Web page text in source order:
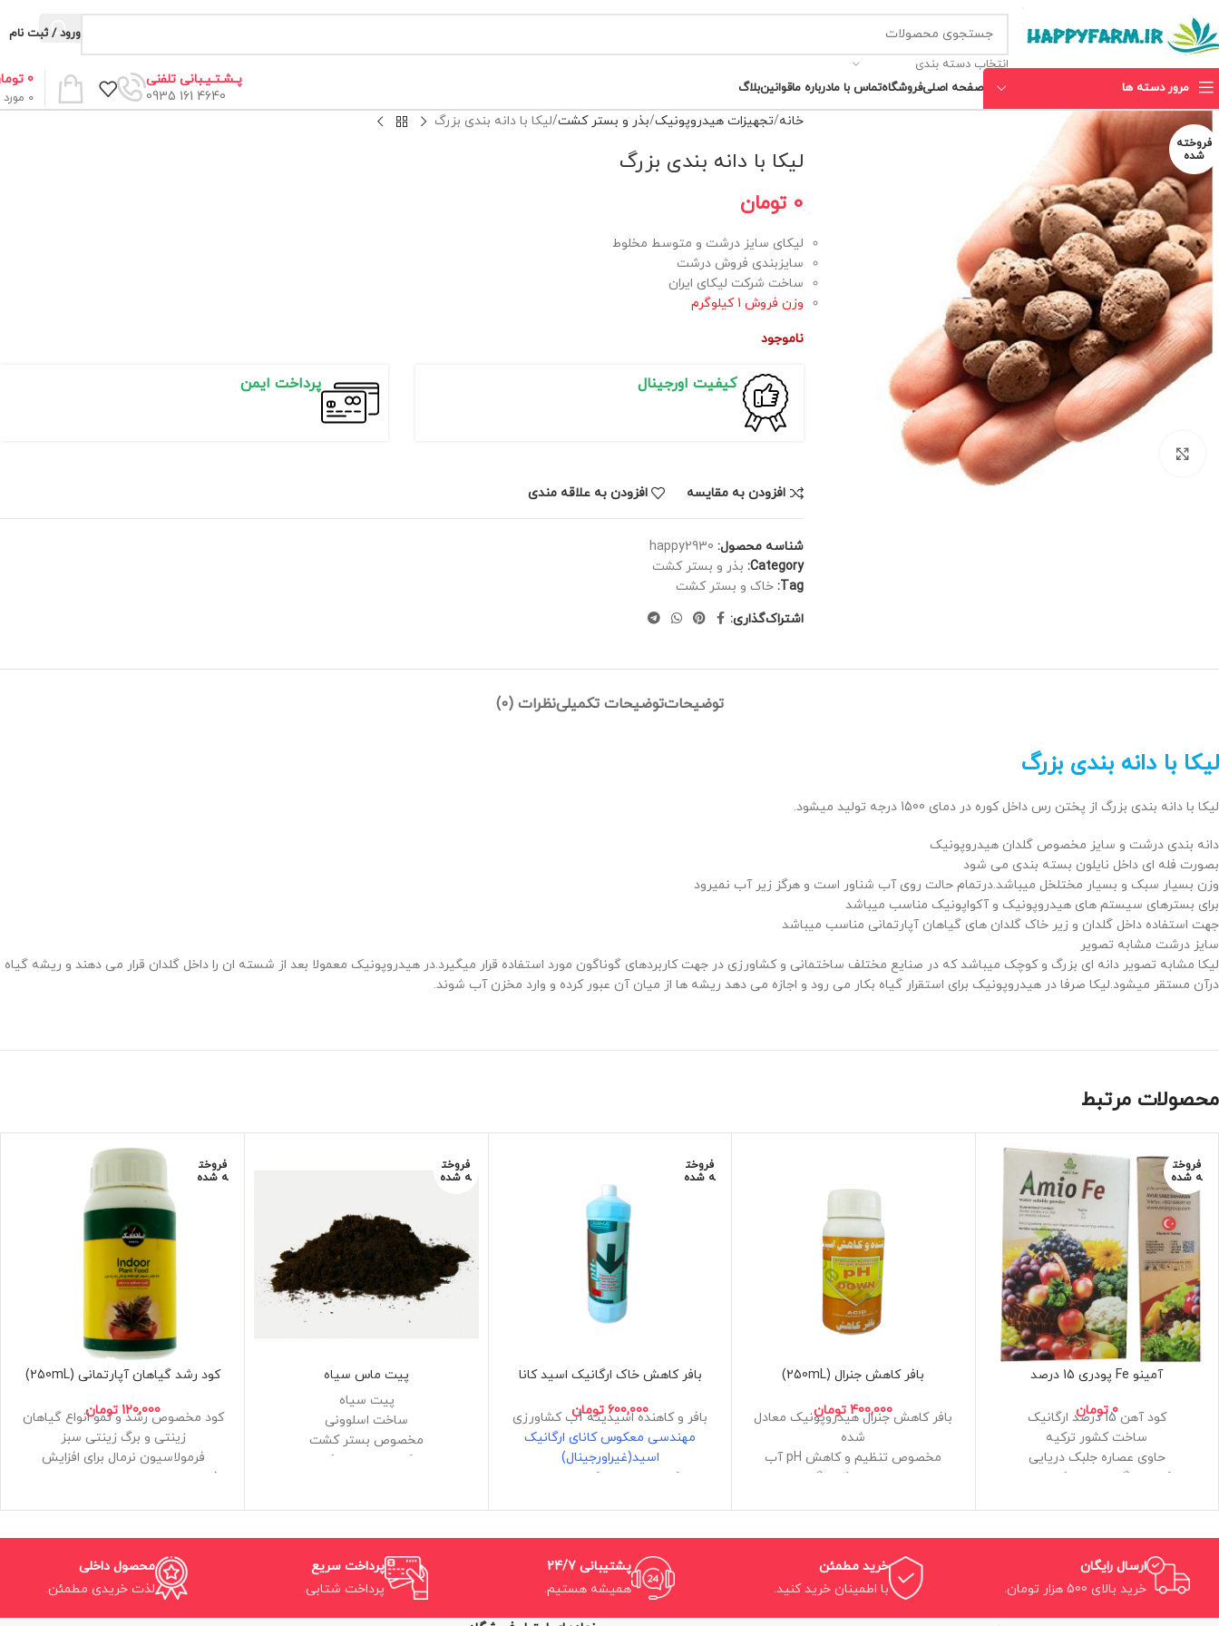
انتخاب دسته بندی
ورود / ثبت نام
مرور دسته ها صفحه اصلیفروشگاهتماس با مادرباره ماقوانینبلاگ
پـشـتـیـبانی تلفنی
4640 161 0935
0 مورد
0
فروخته
شده
برای بزرگنمایی کلیک کنید
خانه تجهیزات هیدروپونیک بذر و بستر کشت لیکا با دانه بندی بزرگ
لیکا با دانه بندی بزرگ
0 تومان
لیکای سایز درشت و متوسط مخلوط
سایزبندی فروش درشت
ساخت شرکت لیکای ایران
وزن فروش 1 کیلوگرم
ناموجود
کیفیت اورجینال پرداخت ایمن
افزودن به مقایسه افزودن به علاقه مندی
شناسه محصول: happy2930
Category: بذر و بستر کشت
Tag: خاک و بستر کشت
اشتراک‌گذاری:
توضیحاتتوضیحات تکمیلینظرات (0)
لیکا با دانه بندی بزرگ
لیکا با دانه بندی بزرگ از پختن رس داخل کوره در دمای 1500 درجه تولید میشود.
دانه بندی درشت و سایز مخصوص گلدان هیدروپونیک
بصورت فله ای داخل نایلون بسته بندی می شود
وزن بسیار سبک و بسیار مختلخل میباشد.درتمام حالت روی آب شناور است و هرگز زیر آب نمیرود
برای بسترهای سیستم های هیدروپونیک و آکواپونیک مناسب میباشد
جهت استفاده داخل گلدان و زیر خاک گلدان های گیاهان آپارتمانی مناسب میباشد
سایز درشت مشابه تصویر
لیکا مشابه تصویر دانه ای بزرگ و کوچک میباشد که در صنایع مختلف ساختمانی و کشاورزی در جهت کاربردهای گوناگون مورد استفاده قرار میگیرد.در هیدروپونیک معمولا بعد از شسته ان را داخل گلدان قرار می دهند و ریشه گیاه
درآن مستقر میشود.لیکا صرفا در هیدروپونیک برای استقرار گیاه بکار می رود و اجازه می دهد ریشه ها از میان آن عبور کرده و وارد مخزن آب شوند.
محصولات مرتبط
فروخت
ه شده
آمینو Fe پودری 15 درصد
0 تومان
کود آهن 15 درصد ارگانیک
ساخت کشور ترکیه
حاوی عصاره جلبک دریایی
کلات لیگنوسولفونیک اسید
ارگانیک
بافر کاهش جنرال (250mL)
400,000 تومان
بافر کاهش جنرال هیدروپونیک معادل
شده
مخصوص تنظیم و کاهش pH آب
محلول های غذایی گیاهان
مرحله از رشد تا گل و میوه
قدرت اسیدیته بالا و حاوی ترکیبات
بافرکننده
ساخت فروشگاه مزرعه شاد
فروخت
ه شده
بافر کاهش خاک ارگانیک اسید کانا
600,000 تومان
بافر و کاهنده اسیدیته آب کشاورزی
مهندسی معکوس کانای ارگانیک
اسید(غیراورجینال)
دارای کیفیت عالی و کیفیت تضمینی
حجم 1 لیتر
فروخت
ه شده
پیت ماس سیاه
پیت سیاه
ساخت اسلوونی
مخصوص بستر کشت
کیفیت درجه یک
فروخت
ه شده
کود رشد گیاهان آپارتمانی (250mL)
120,000 تومان
کود مخصوص رشد و نمو انواع گیاهان
زینتی و برگ زینتی سبز
فرمولاسیون نرمال برای افزایش
فتوسنتز،تقسیم سلولی و جوانه زنی
گیری و بدون نیاز به ظرف برای حل
کردن
استفاده مستقیم در خاک و آبیاری بر
روی آن بعد از ریختن کود
کیفیت عناصر آزمایشگاهی و حاوی
محصول داخلی
لذت خریدی مطمئن.
پرداخت سریع
پرداخت شتابی.
پشتیبانی 24/7
همیشه هستیم.
خرید مطمئن
با اطمینان خرید کنید.
ارسال رایگان
خرید بالای 500 هزار تومان.